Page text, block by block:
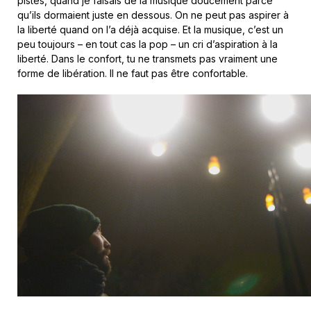
qu’ils dormaient juste en dessous. On ne peut pas aspirer à
la liberté quand on l’a déjà acquise. Et la musique, c’est un
peu toujours – en tout cas la pop – un cri d’aspiration à la
liberté. Dans le confort, tu ne transmets pas vraiment une
forme de libération. Il ne faut pas être confortable.